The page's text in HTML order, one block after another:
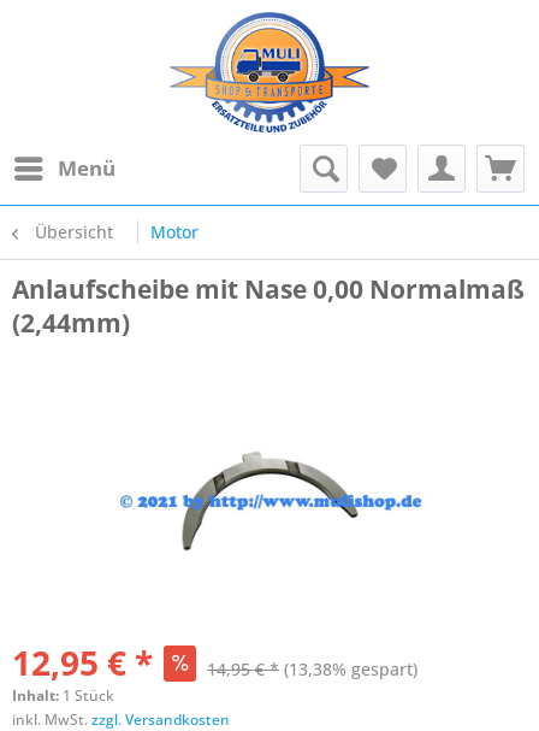
Menü
Übersicht Motor
Anlaufscheibe mit Nase 0,00 Normalmaß
(2,44mm)
12,95 € * 14,95 € * (13,38% gespart)
Inhalt: 1 Stück
inkl. MwSt.zzgl. Versandkosten